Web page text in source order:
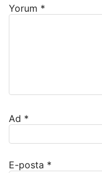
Yorum *
Ad *
E-posta *